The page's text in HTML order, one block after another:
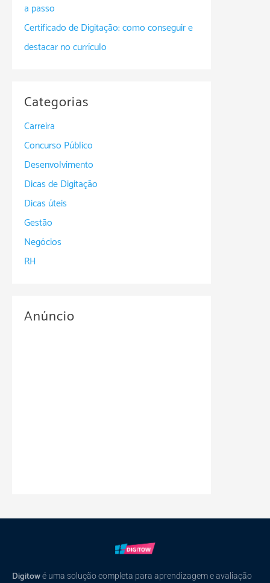
a passo
Certificado de Digitação: como conseguir e
destacar no currículo
Categorias
Carreira
Concurso Público
Desenvolvimento
Dicas de Digitação
Dicas úteis
Gestão
Negócios
RH
Anúncio
Digitowé uma solução completa para aprendizagem e avaliação